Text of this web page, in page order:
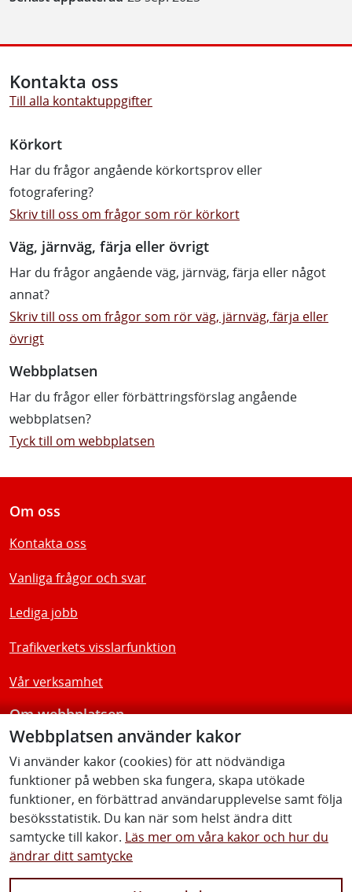
Webbplatsen använder kakor
Vi använder kakor (cookies) för att nödvändiga
funktioner på webben ska fungera, skapa utökade
funktioner, en förbättrad användarupplevelse samt följa
besöksstatistik. Du kan när som helst ändra ditt
samtycke till kakor. Läs mer om våra kakor och hur du
ändrar ditt samtycke
Kontakta oss
Till alla kontaktuppgifter
Körkort
Har du frågor angående körkortsprov eller
fotografering?
Skriv till oss om frågor som rör körkort
Väg, järnväg, färja eller övrigt
Har du frågor angående väg, järnväg, färja eller något
annat?
Skriv till oss om frågor som rör väg, järnväg, färja eller
övrigt
Webbplatsen
Har du frågor eller förbättringsförslag angående
webbplatsen?
Tyck till om webbplatsen
Om oss
Kontakta oss
Vanliga frågor och svar
Lediga jobb
Trafikverkets visslarfunktion
Vår verksamhet
Om webbplatsen
Tillgänglighetsredogörelse
Följ oss
Facebook Youtube